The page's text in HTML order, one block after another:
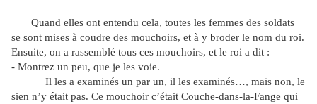
Quand elles ont entendu cela, toutes les femmes des soldats
se sont mises à coudre des mouchoirs, et à y broder le nom du roi.
Ensuite, on a rassemblé tous ces mouchoirs, et le roi a dit :
- Montrez un peu, que je les voie.
Il les a examinés un par un, il les examinés…, mais non, le
sien n’y était pas. Ce mouchoir c’était Couche-dans-la-Fange qui